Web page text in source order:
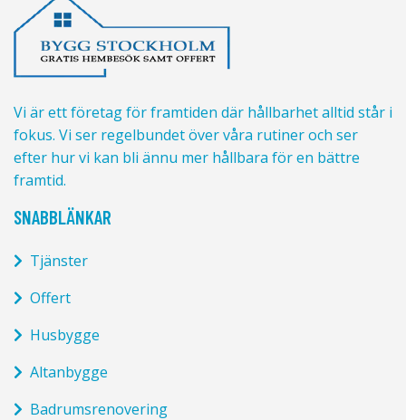
Vi är ett företag för framtiden där hållbarhet alltid står i
fokus. Vi ser regelbundet över våra rutiner och ser
efter hur vi kan bli ännu mer hållbara för en bättre
framtid.
SNABBLÄNKAR
Tjänster
Offert
Husbygge
Altanbygge
Badrumsrenovering